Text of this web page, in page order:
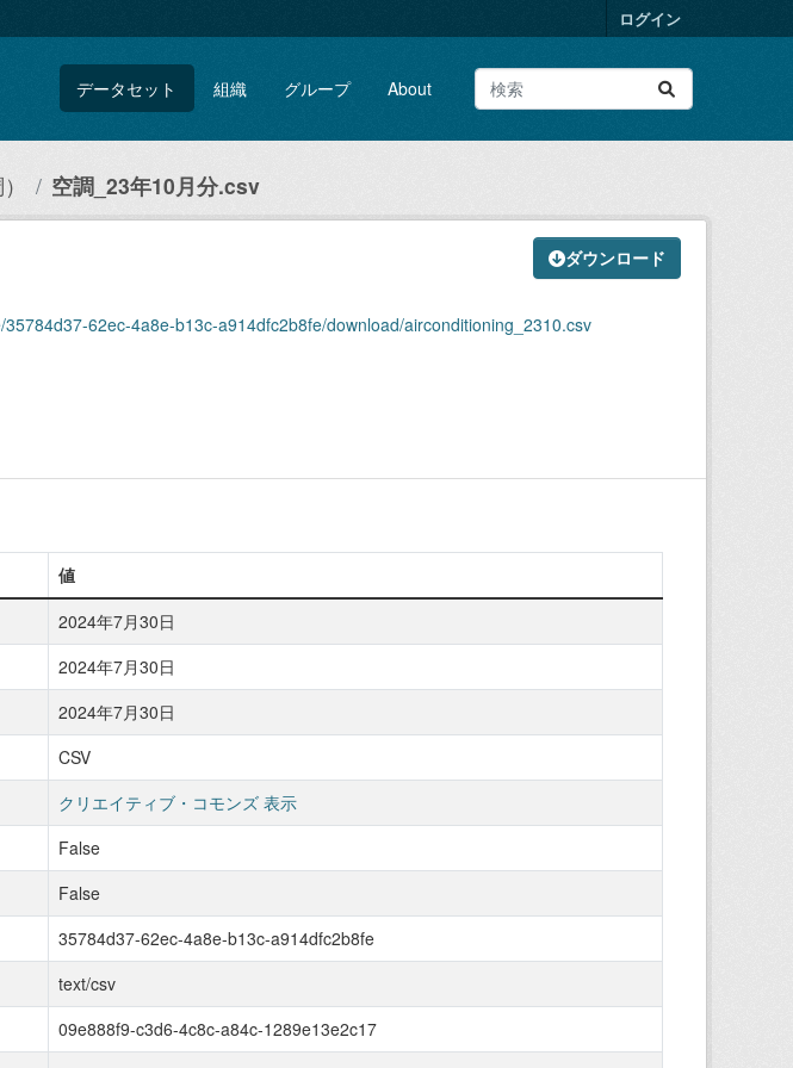
ログイン
データセット 組織 グループ About
空調_23年10月分.csv
ダウンロード
62ec-4a8e-b13c-a914dfc2b8fe/download/airconditioning_2310.csv
値
2024年7月30日
2024年7月30日
2024年7月30日
CSV
クリエイティブ・コモンズ 表示
False
False
35784d37-62ec-4a8e-b13c-a914dfc2b8fe
text/csv
09e888f9-c3d6-4c8c-a84c-1289e13e2c17